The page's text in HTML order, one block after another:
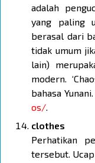
adalah
yang paling
berasal dari
tidak umum
lain)
modern.
bahasa
os/.
clothes
Perhatikan
tersebut.